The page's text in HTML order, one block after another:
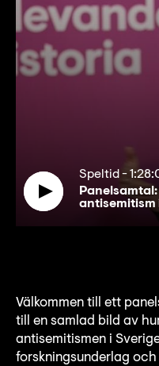
Speltid -
antisemitism
Välkommen till ett
till en samlad bild av
antisemitismen i
forskningsunderlag